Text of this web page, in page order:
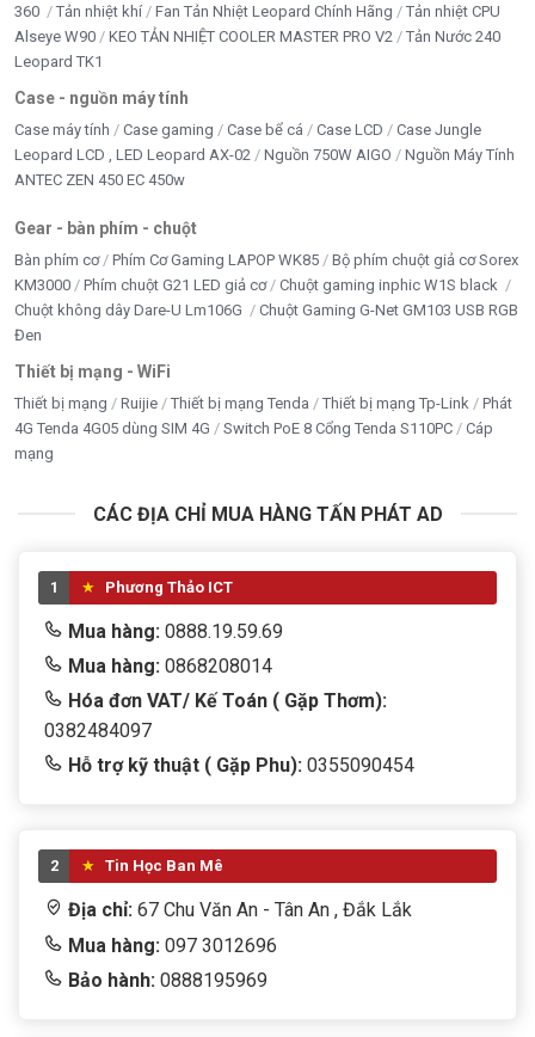
360
Tản nhiệt khí Fan Tản Nhiệt Leopard Chính Hãng
Tản nhiệt CPU
Alseye W90
KEO TẢN NHIỆT COOLER MASTER PRO V2
Tản Nước 240
Leopard TK1
Case - nguồn máy tính
Case máy tính Case gaming Case bể cá Case LCD
Case Jungle
Leopard LCD , LED Leopard AX-02
Nguồn 750W AIGO
Nguồn Máy Tính
ANTEC ZEN 450 EC 450w
Gear - bàn phím - chuột
Bàn phím cơ Phím Cơ Gaming LAPOP WK85
Bộ phím chuột giả cơ Sorex
KM3000
Phím chuột G21 LED giả cơ
Chuột gaming inphic W1S black
Chuột không dây Dare-U Lm106G
Chuột Gaming G-Net GM103 USB RGB
Đen
Thiết bị mạng - WiFi
Thiết bị mạng Ruijie Thiết bị mạng Tenda Thiết bị mạng Tp-Link
Phát
4G Tenda 4G05 dùng SIM 4G
Switch PoE 8 Cổng Tenda S110PC
Cáp
mạng
CÁC ĐỊA CHỈ MUA HÀNG TẤN PHÁT AD
1 Phương Thảo ICT
Mua hàng: 0888.19.59.69
Mua hàng: 0868208014
Hóa đơn VAT/ Kế Toán ( Gặp Thơm):
0382484097
Hỗ trợ kỹ thuật ( Gặp Phu): 0355090454
2 Tin Học Ban Mê
Địa chỉ: 67 Chu Văn An - Tân An , Đắk Lắk
Mua hàng: 097 3012696
Bảo hành: 0888195969